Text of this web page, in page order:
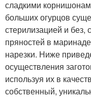
сладкими
больших огурцов
стерилизацией и
пряностей в
нарезки. Ниже
осуществления
используя их в
собственный,